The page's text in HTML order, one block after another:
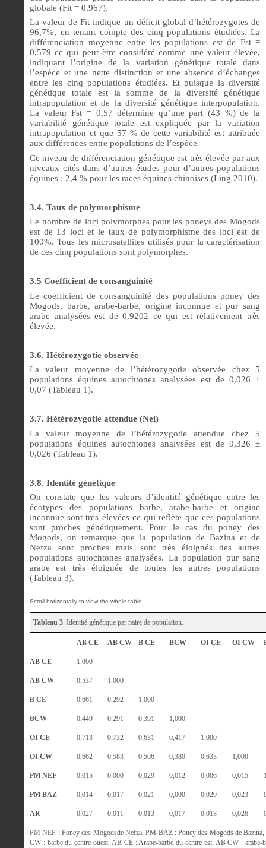
globale (Fit = 0,967).
La valeur de Fit indique un déficit global d’hétérozygotes de
96,7%, en tenant compte des cinq populations étudiées. La
différenciation moyenne entre les populations est de Fst =
0,579 ce qui peut être considéré comme une valeur élevée,
indiquant l’origine de la variation génétique totale dans
l’espèce et une nette distinction et une absence d’échanges
entre les cinq populations étudiées. Et puisque la diversité
génétique totale est la somme de la diversité génétique
intrapopulation et de la diversité génétique interpopulation.
La valeur Fst = 0,57 détermine qu’une part (43 %) de la
variabilité génétique totale est expliquée par la variation
intrapopulation et que 57 % de cette variabilité est attribuée
aux différences entre populations de l’espèce.
Ce niveau de différenciation génétique est très élevée par aux
niveaux cités dans d’autres études pour d’autres populations
équines : 2,4 % pour les races équines chinoises (Ling 2010).
3.4. Taux de polymorphisme
Le nombre de loci polymorphes pour les poneys des Mogods
est de 13 loci et le taux de polymorphisme des loci est de
100%. Tous les microsatellites utilisés pour la caractérisation
de ces cinq populations sont polymorphes.
3.5 Coefficient de consanguinité
Le coefficient de consanguinité des populations poney des
Mogods, barbe, arabe-barbe, origine inconnue et pur sang
arabe analysées est de 0,9202 ce qui est relativement très
élevée.
3.6. Hétérozygotie observée
La valeur moyenne de l’hétérozygotie observée chez 5
populations équines autochtones analysées est de 0,026 ±
0,07 (Tableau 1).
3.7. Hétérozygotie attendue (Nei)
La valeur moyenne de l’hétérozygotie attendue chez 5
populations équines autochtones analysées est de 0,326 ±
0,026 (Tableau 1).
3.8. Identité génétique
On constate que les valeurs d’identité génétique entre les
écotypes des populations barbe, arabe-barbe et origine
inconnue sont très élevées ce qui reflète que ces populations
sont proches génétiquement. Pour le cas du poney des
Mogods, on remarque que la population de Bazina et de
Nefza sont proches mais sont très éloignés des autres
populations autochtones analysées. La population pur sang
arabe est très éloignée de toutes les autres populations
(Tableau 3).
Tableau 3. Identité génétique par paire de population.
AB CE AB CW B CE BCW OI CE OI CW
AB CE 1,000
AB CW 0,537 1,000
B CE 0,661 0,292 1,000
BCW 0,449 0,291 0,391 1,000
OI CE 0,713 0,732 0,631 0,417 1,000
OI CW 0,662 0,583 0,506 0,380 0,633 1,000
PM NEF 0,015 0,000 0,029 0,012 0,006 0,015
PM BAZ 0,014 0,017 0,021 0,000 0,029 0,023
AR 0,027 0,011 0,013 0,017 0,018 0,026
PM NEF : Poney des Mogodsde Nefza, PM BAZ : Poney des Mogods de
CW : barbe du centre ouest, AB CE : Arabe-barbe du centre est, AB CW : arabe-